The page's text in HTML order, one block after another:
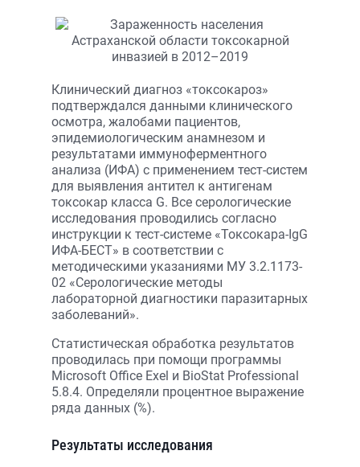
Клинический диагноз «токсокароз»
подтверждался данными клинического
осмотра, жалобами пациентов,
эпидемиологическим анамнезом и
результатами иммуноферментного
анализа (ИФА) с применением тест-систем
для выявления антител к антигенам
токсокар класса G. Все серологические
исследования проводились согласно
инструкции к тест-системе «Токсокара-IgG
ИФА-БЕСТ» в соответствии с
методическими указаниями МУ 3.2.1173-
02 «Серологические методы
лабораторной диагностики паразитарных
заболеваний».
Статистическая обработка результатов
проводилась при помощи программы
Microsoft Office Exel и BioStat Professional
5.8.4. Определяли процентное выражение
ряда данных (%).
Результаты исследования